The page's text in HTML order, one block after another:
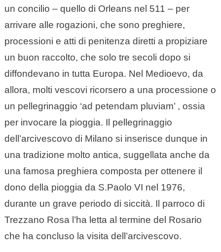
un concilio – quello di Orleans nel 511 – per
arrivare alle rogazioni, che sono preghiere,
processioni e atti di penitenza diretti a propiziare
un buon raccolto, che solo tre secoli dopo si
diffondevano in tutta Europa. Nel Medioevo, da
allora, molti vescovi ricorsero a una processione o
un pellegrinaggio ‘ad petendam pluviam’ , ossia
per invocare la pioggia. Il pellegrinaggio
dell’arcivescovo di Milano si inserisce dunque in
una tradizione molto antica, suggellata anche da
una famosa preghiera composta per ottenere il
dono della pioggia da S.Paolo VI nel 1976,
durante un grave periodo di siccità. Il parroco di
Trezzano Rosa l’ha letta al termine del Rosario
che ha concluso la visita dell’arcivescovo.